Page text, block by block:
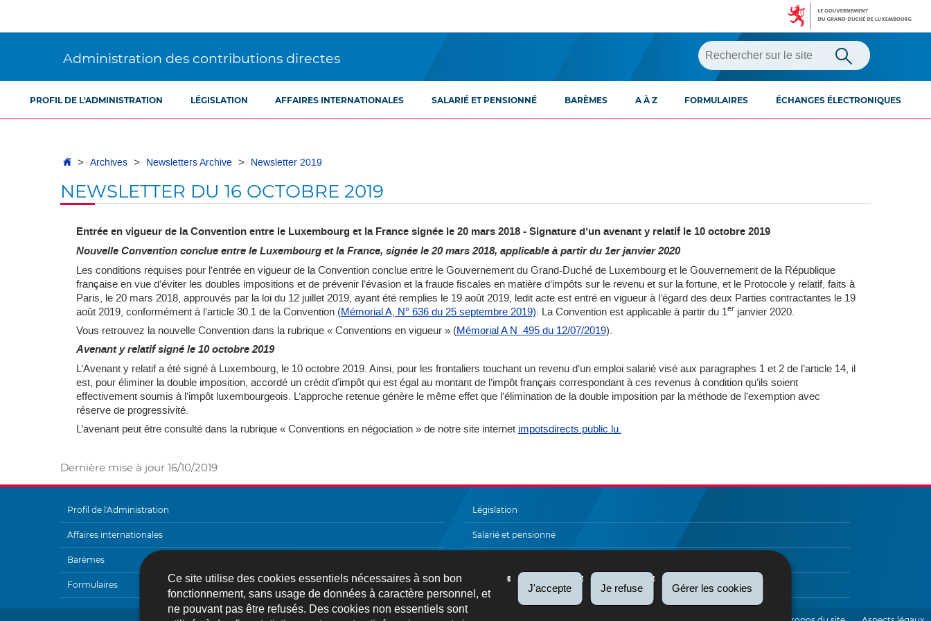
Ce site utilise des cookies essentiels nécessaires à son bon
fonctionnement, sans usage de données à caractère personnel, et
ne pouvant pas être refusés. Des cookies non essentiels sont
J'accepte Je refuse Gérer les cookies
Administration des contributions directes
PROFIL DE L'ADMINISTRATION LÉGISLATION AFFAIRES INTERNATIONALES SALARIÉ ET PENSIONNÉ BARÈMES A À Z FORMULAIRES ÉCHANGES ÉLECTRONIQUES
AccueilArchives Newsletters Archive Newsletter 2019
NEWSLETTER DU 16 OCTOBRE 2019
Entrée en vigueur de la Convention entre le Luxembourg et la France signée le 20 mars 2018 - Signature d’un avenant y relatif le 10 octobre 2019
Nouvelle Convention conclue entre le Luxembourg et la France, signée le 20 mars 2018, applicable à partir du 1er janvier 2020
Les conditions requises pour l’entrée en vigueur de la Convention conclue entre le Gouvernement du Grand-Duché de Luxembourg et le Gouvernement de la République
française en vue d’éviter les doubles impositions et de prévenir l’évasion et la fraude fiscales en matière d’impôts sur le revenu et sur la fortune, et le Protocole y relatif, faits à
Paris, le 20 mars 2018, approuvés par la loi du 12 juillet 2019, ayant été remplies le 19 août 2019, ledit acte est entré en vigueur à l’égard des deux Parties contractantes le 19
août 2019, conformément à l’article 30.1 de la Convention (Mémorial A, N° 636 du 25 septembre 2019). La Convention est applicable à partir du 1erjanvier 2020.
Vous retrouvez la nouvelle Convention dans la rubrique « Conventions en vigueur » (Mémorial A N 495 du 12/07/2019).
Avenant y relatif signé le 10 octobre 2019
L’Avenant y relatif a été signé à Luxembourg, le 10 octobre 2019. Ainsi, pour les frontaliers touchant un revenu d’un emploi salarié visé aux paragraphes 1 et 2 de l’article 14, il
est, pour éliminer la double imposition, accordé un crédit d'impôt qui est égal au montant de l’impôt français correspondant à ces revenus à condition qu’ils soient
effectivement soumis à l’impôt luxembourgeois. L’approche retenue génère le même effet que l’élimination de la double imposition par la méthode de l’exemption avec
réserve de progressivité.
L’avenant peut être consulté dans la rubrique « Conventions en négociation » de notre site internet impotsdirects.public.lu.
Dernière mise à jour 16/10/2019
NAVIGATION
Profil de l'Administration Législation
Affaires internationales Salarié et pensionné
Barèmes
Formulaires Échanges électroniques